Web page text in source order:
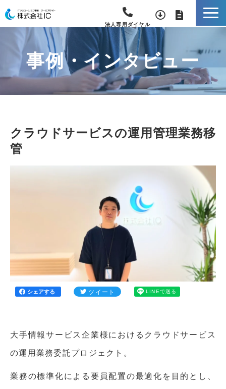
法人専用ダイヤル
事例・インタビュー
クラウドサービスの運用管理業務移
管
シェアする ツイート LINEで送る
大手情報サービス企業様におけるクラウドサービス
の運用業務委託プロジェクト。
業務の標準化による要員配置の最適化を目的とし、